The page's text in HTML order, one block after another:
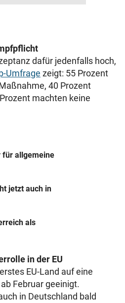
dafür jedenfalls hoch,
Umfrage zeigt: 55 Prozent
40 Prozent
machten keine
für allgemeine
jetzt auch in
als
in der EU
EU-Land auf eine
Februar geeinigt.
in Deutschland bald